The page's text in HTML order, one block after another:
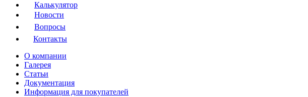
Калькулятор
Новости
Вопросы
Контакты
О компании
Галерея
Статьи
Документация
Информация для покупателей